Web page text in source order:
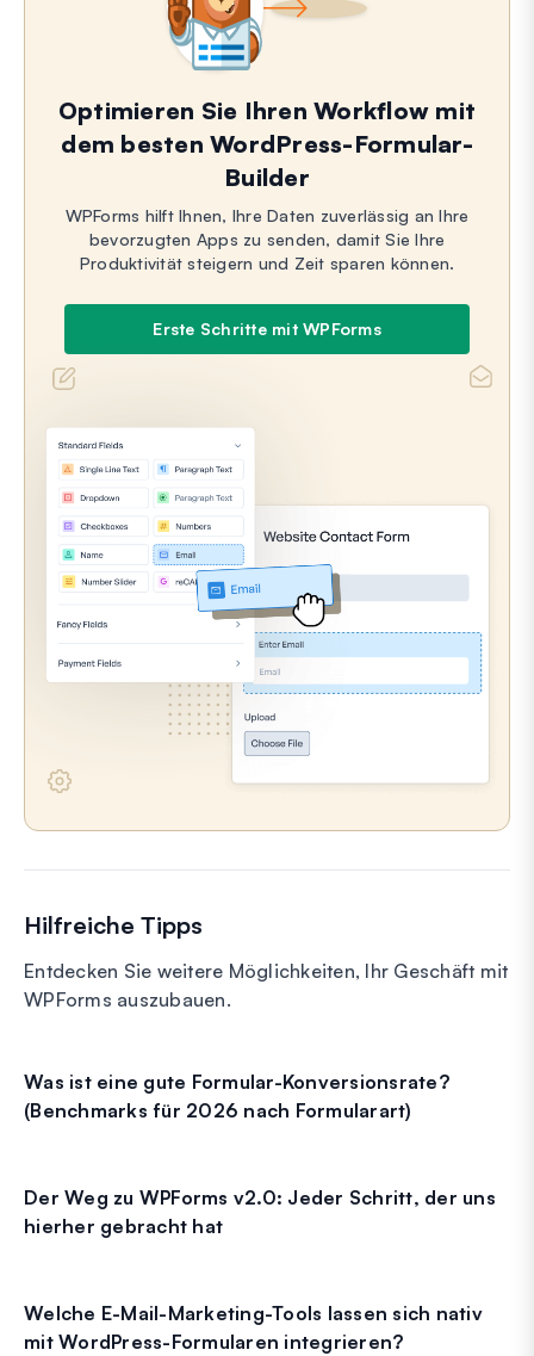
Optimieren Sie Ihren Workflow mit
dem besten WordPress-Formular-
Builder
WPForms hilft Ihnen, Ihre Daten zuverlässig an Ihre
bevorzugten Apps zu senden, damit Sie Ihre
Produktivität steigern und Zeit sparen können.
Erste Schritte mit WPForms
Hilfreiche Tipps
Entdecken Sie weitere Möglichkeiten, Ihr Geschäft mit
WPForms auszubauen.
Was ist eine gute Formular-Konversionsrate?
(Benchmarks für 2026 nach Formularart)
Der Weg zu WPForms v2.0: Jeder Schritt, der uns
hierher gebracht hat
Welche E-Mail-Marketing-Tools lassen sich nativ
mit WordPress-Formularen integrieren?